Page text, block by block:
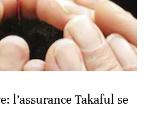
l’assurance Takaful se